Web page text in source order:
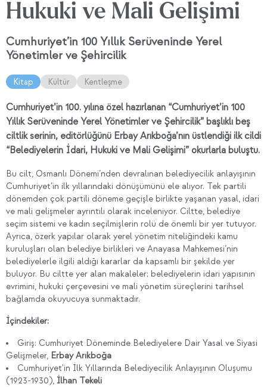
Hukuki ve Mali Gelişimi
Cumhuriyet’in 100 Yıllık Serüveninde Yerel
Yönetimler ve Şehircilik
Kitap Kültür Kentleşme
Cumhuriyet’in 100. yılına özel hazırlanan “Cumhuriyet’in 100
Yıllık Serüveninde Yerel Yönetimler ve Şehircilik” başlıklı beş
ciltlik serinin, editörlüğünü Erbay Arıkboğa’nın üstlendiği ilk cildi
“Belediyelerin İdari, Hukuki ve Mali Gelişimi” okurlarla buluştu.
Bu cilt, Osmanlı Dönemi’nden devralınan belediyecilik anlayışının
Cumhuriyet’in ilk yıllarındaki dönüşümünü ele alıyor. Tek partili
dönemden çok partili döneme geçişle birlikte yaşanan yasal, idari
ve mali gelişmeler ayrıntılı olarak inceleniyor. Ciltte, belediye
seçim sistemi ve kadın seçilmişlerin rolü de önemli bir yer tutuyor.
Ayrıca, özerk yapılar olarak yerel yönetim niteliğindeki kamu
kuruluşları olan belediye birlikleri ve Anayasa Mahkemesi’nin
belediyelerle ilgili aldığı kararlar da kapsamlı bir şekilde yer
buluyor. Bu ciltte yer alan makaleler; belediyelerin idari yapısının
evrimini, hukuki çerçevesini ve mali yönetim süreçlerini tarihsel
bağlamda okuyucuya sunmaktadır.
İçindekiler:
Giriş: Cumhuriyet Döneminde Belediyelere Dair Yasal ve Siyasi
Gelişmeler, Erbay Arıkboğa
Cumhuriyet'in İlk Yıllarında Belediyecilik Anlayışının Oluşumu
(1923-1930),İlhan Tekeli